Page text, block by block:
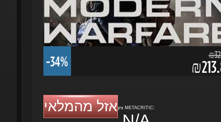
-34%
אזל מהמלאי
N/A